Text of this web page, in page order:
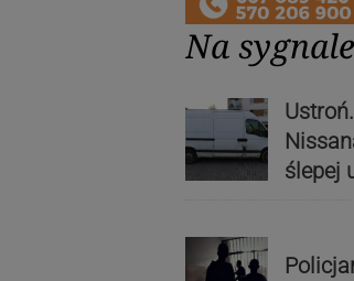
Na sygnale
ślepej